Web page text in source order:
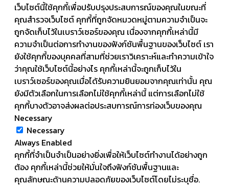
เว็บไซต์นี้ใช้คุกกี้เพื่อปรับปรุงประสบการณ์ของคุณในขณะที่
คุณสำรวจเว็บไซต์ คุกกี้ที่ถูกจัดหมวดหมู่ตามความจำเป็นจะ
ถูกจัดเก็บไว้ในเบราว์เซอร์ของคุณ เนื่องจากคุกกี้เหล่านี้มี
ความจำเป็นต่อการทำงานของฟังก์ชันพื้นฐานของเว็บไซต์ เรา
ยังใช้คุกกี้ของบุคคลที่สามที่ช่วยเราวิเคราะห์และทำความเข้าใจ
ว่าคุณใช้เว็บไซต์นี้อย่างไร คุกกี้เหล่านี้จะถูกเก็บไว้ใน
เบราว์เซอร์ของคุณเมื่อได้รับความยินยอมจากคุณเท่านั้น คุณ
ยังมีตัวเลือกในการเลือกไม่ใช้คุกกี้เหล่านี้ แต่การเลือกไม่ใช้
คุกกี้บางตัวอาจส่งผลต่อประสบการณ์การท่องเว็บของคุณ
Necessary
Necessary
Always Enabled
คุกกี้ที่จำเป็นจำเป็นอย่างยิ่งเพื่อให้เว็บไซต์ทำงานได้อย่างถูก
ต้อง คุกกี้เหล่านี้ช่วยให้มั่นใจถึงฟังก์ชันพื้นฐานและ
คุณลักษณะด้านความปลอดภัยของเว็บไซต์โดยไม่ระบุชื่อ.